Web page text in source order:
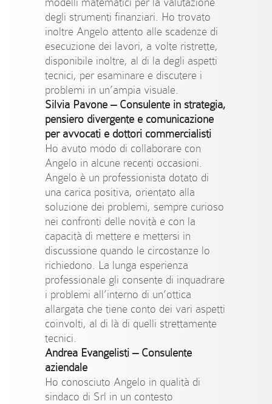
degli strumenti finanziari. Ho trovato
inoltre Angelo attento alle scadenze di
esecuzione dei lavori, a volte ristrette,
disponibile inoltre, al di la degli aspetti
tecnici, per esaminare e discutere i
problemi in un’ampia visuale.
Silvia Pavone – Consulente in strategia,
pensiero divergente e comunicazione
per avvocati e dottori commercialisti
Ho avuto modo di collaborare con
Angelo in alcune recenti occasioni.
Angelo è un professionista dotato di
una carica positiva, orientato alla
soluzione dei problemi, sempre curioso
nei confronti delle novità e con la
capacità di mettere e mettersi in
discussione quando le circostanze lo
richiedono. La lunga esperienza
professionale gli consente di inquadrare
i problemi all’interno di un’ottica
allargata che tiene conto dei vari aspetti
coinvolti, al di là di quelli strettamente
tecnici.
Andrea Evangelisti – Consulente
aziendale
Ho conosciuto Angelo in qualità di
sindaco di Srl in un contesto